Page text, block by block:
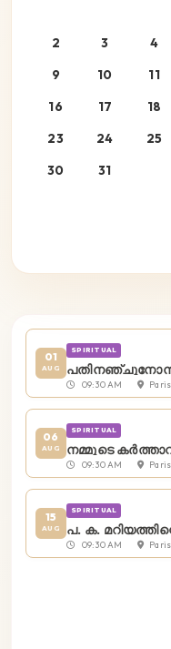
2
3 4
9
10 11
16
17 18
23
24 25
30
31
01
AUG
SPIRITUAL
09:30 AM
06
AUG
SPIRITUAL
നമ്മുടെ
09:30 AM
15
AUG
SPIRITUAL
പ. ക.
09:30 AM